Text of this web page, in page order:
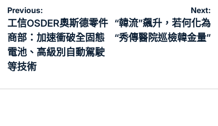
文
章
導
覽
Previous:
工信OSDER奧斯德零件
商部：加速衝破全固態
電池、高級別自動駕駛
等技術
Next:
“韓流”飆升，若何化為
“秀傳醫院巡檢韓金量”